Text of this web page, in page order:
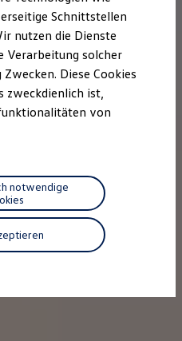
HU/AU
Checks
Zubehör
finden
Login und Shop
verbinden
Schnittstellen
nutzen die Dienste
Verarbeitung solcher
Diese Cookies
zweckdienlich ist,
von
notwendige